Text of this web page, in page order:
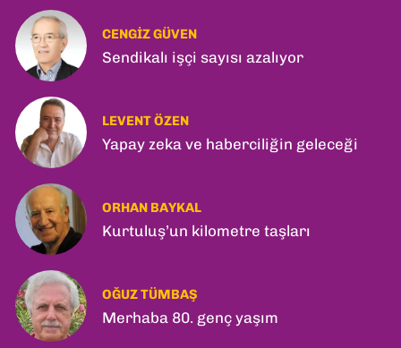
CENGIZ GÜVEN
Sendikalı işçi sayısı azalıyor
LEVENT ÖZEN
Yapay zeka ve haberciliğin geleceği
ORHAN BAYKAL
Kurtuluş’un kilometre taşları
OĞUZ TÜMBAŞ
Merhaba 80. genç yaşım